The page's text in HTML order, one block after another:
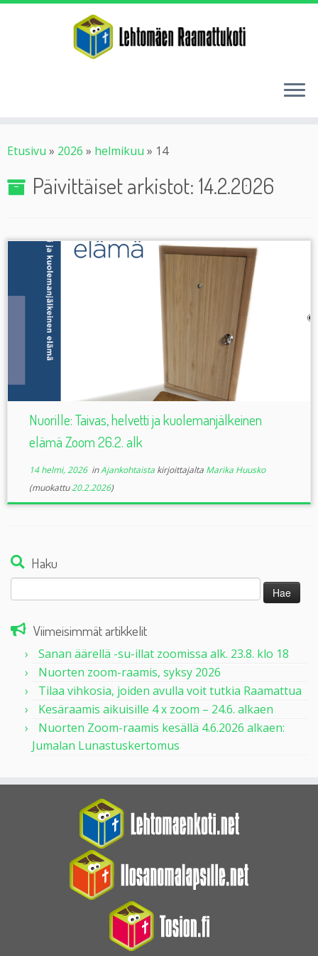
Etusivu » 2026 » helmikuu » 14
Päivittäiset arkistot: 14.2.2026
Nuorille: Taivas, helvetti ja kuolemanjälkeinen
elämä Zoom 26.2. alk
14 helmi, 2026inAjankohtaista kirjoittajalta Marika Huusko
(muokattu20.2.2026)
Haku
Haku:
Viimeisimmät artikkelit
Sanan äärellä -su-illat zoomissa alk. 23.8. klo 18
Nuorten zoom-raamis, syksy 2026
Tilaa vihkosia, joiden avulla voit tutkia Raamattua
Kesäraamis aikuisille 4 x zoom – 24.6. alkaen
Nuorten Zoom-raamis kesällä 4.6.2026 alkaen:
Jumalan Lunastuskertomus